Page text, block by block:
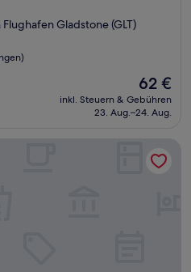
Gladstone (GLT)
Der
Preis
beträgt
62 €
inkl. Steuern & Gebühren
23. Aug.–24. Aug.